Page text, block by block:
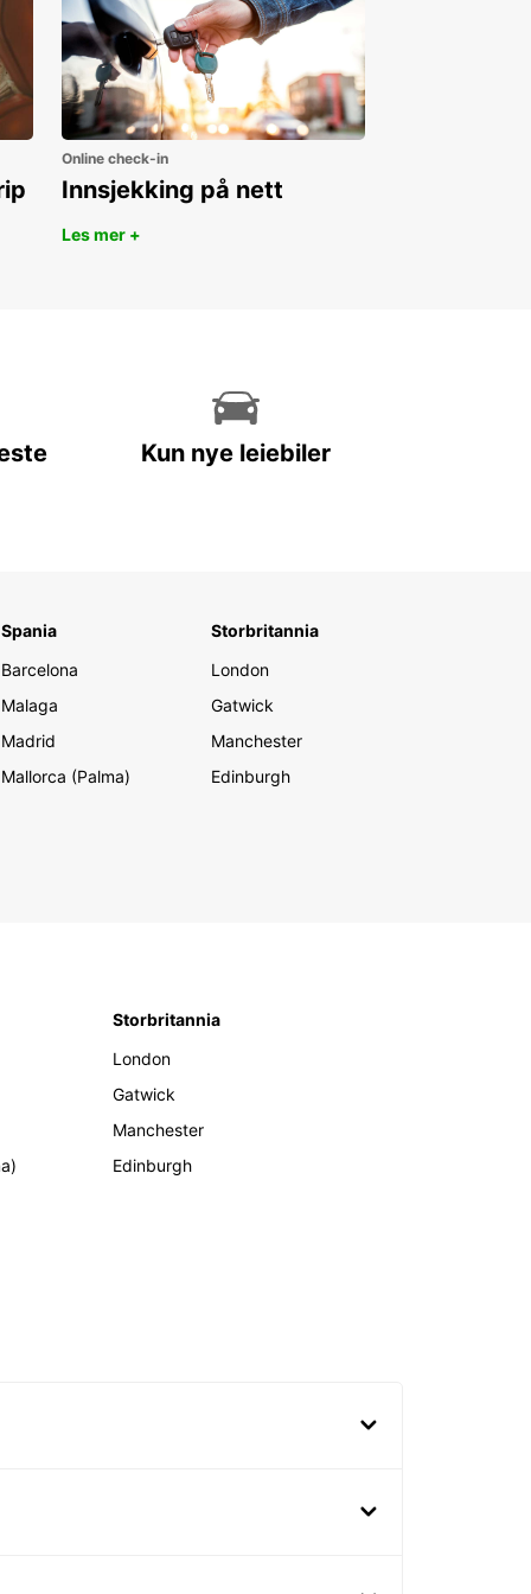
Online check-in
Innsjekking på nett
Les mer +
Kun nye leiebiler
Spania
Barcelona
Malaga
Madrid
Mallorca (Palma)
Storbritannia
London
Gatwick
Manchester
Edinburgh
Storbritannia
London
Gatwick
Manchester
Edinburgh